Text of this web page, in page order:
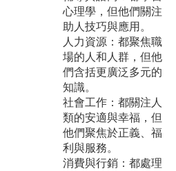
心理學，但他們關注
助人技巧與應用。
人力資源：都聚焦職
場的人和人群，但他
們含括更廣泛多元的
知識。
社會工作：都關注人
類的安適與幸福，但
他們聚焦於正義、福
利與服務。
消費與行銷：都處理